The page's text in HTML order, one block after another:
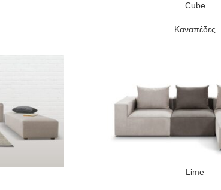
Cube
Καναπέδες
Lime